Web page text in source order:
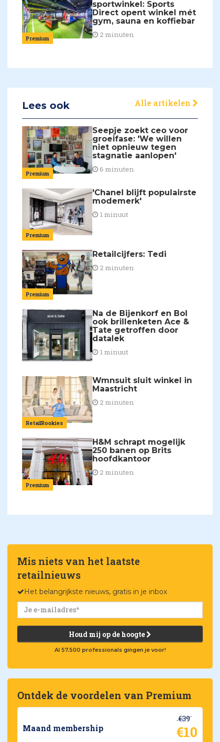
Premium
sportwinkel: Sports
Direct opent winkel mét
gym, sauna en koffiebar
2 minuten
Lees ook Alle artikelen
Premium
Seepje zoekt ceo voor
groeifase: 'We willen
niet opnieuw tegen
stagnatie aanlopen'
6 minuten
Premium
'Chanel blijft populairste
modemerk'
1 minuut
Premium
Retailcijfers: Tedi
2 minuten
Na de Bijenkorf en Bol
ook brillenketen Ace &
Tate getroffen door
datalek
1 minuut
RetailRookies
Wmnsuit sluit winkel in
Maastricht
2 minuten
Premium
H&M schrapt mogelijk
250 banen op Brits
hoofdkantoor
2 minuten
Mis niets van het laatste
retailnieuws
Het belangrijkste nieuws, gratis in je inbox
Houd mij op de hoogte
Al 57.500 professionals gingen je voor!
Ontdek de voordelen van Premium
Maand membership
€39
€10